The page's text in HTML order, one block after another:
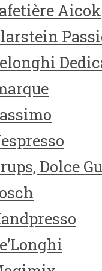
Aicok
Dolce